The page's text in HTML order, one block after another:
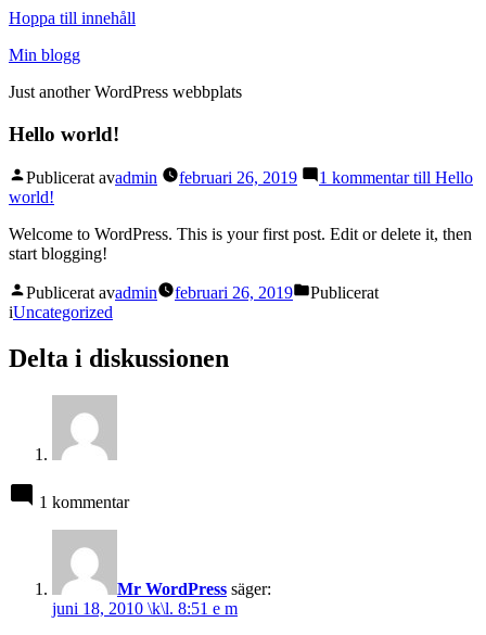
Hoppa till innehåll
Min blogg
Just another WordPress webbplats
Hello world!
Publicerat avadmin februari 26, 2019 1 kommentartill Hello
world!
Welcome to WordPress. This is your first post. Edit or delete it, then
start blogging!
Publicerat avadmin februari 26, 2019
Publicerat
iUncategorized
Delta i diskussionen
1 kommentar
Mr WordPress säger:
juni 18, 2010 \k\l. 8:51 e m